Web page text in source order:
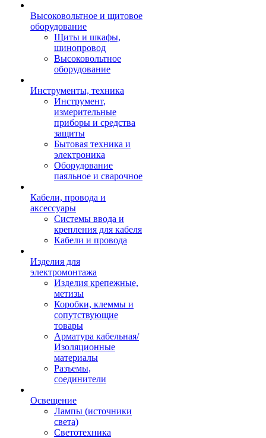
Высоковольтное и щитовое
оборудование
Щиты и шкафы,
шинопровод
Высоковольтное
оборудование
Инструменты, техника
Инструмент,
измерительные
приборы и средства
защиты
Бытовая техника и
электроника
Оборудование
паяльное и сварочное
Кабели, провода и
аксессуары
Системы ввода и
крепления для кабеля
Кабели и провода
Изделия для
электромонтажа
Изделия крепежные,
метизы
Коробки, клеммы и
сопутствующие
товары
Арматура кабельная/
Изоляционные
материалы
Разъемы,
соединители
Освещение
Лампы (источники
света)
Светотехника